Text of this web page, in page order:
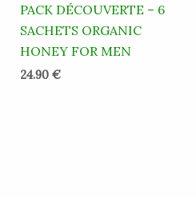
PACK DÉCOUVERTE – 6
SACHETS ORGANIC
HONEY FOR MEN
24.90 €